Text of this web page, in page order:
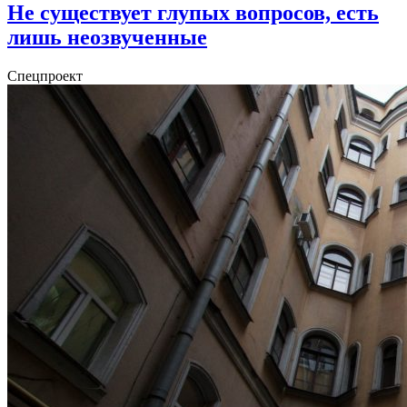
Не существует глупых вопросов, есть
лишь неозвученные
Спецпроект